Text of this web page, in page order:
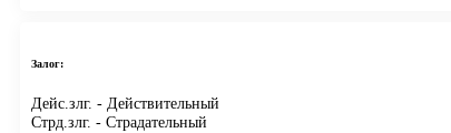
Залог:
Дейс.злг. - Действительный
Стрд.злг. - Страдательный